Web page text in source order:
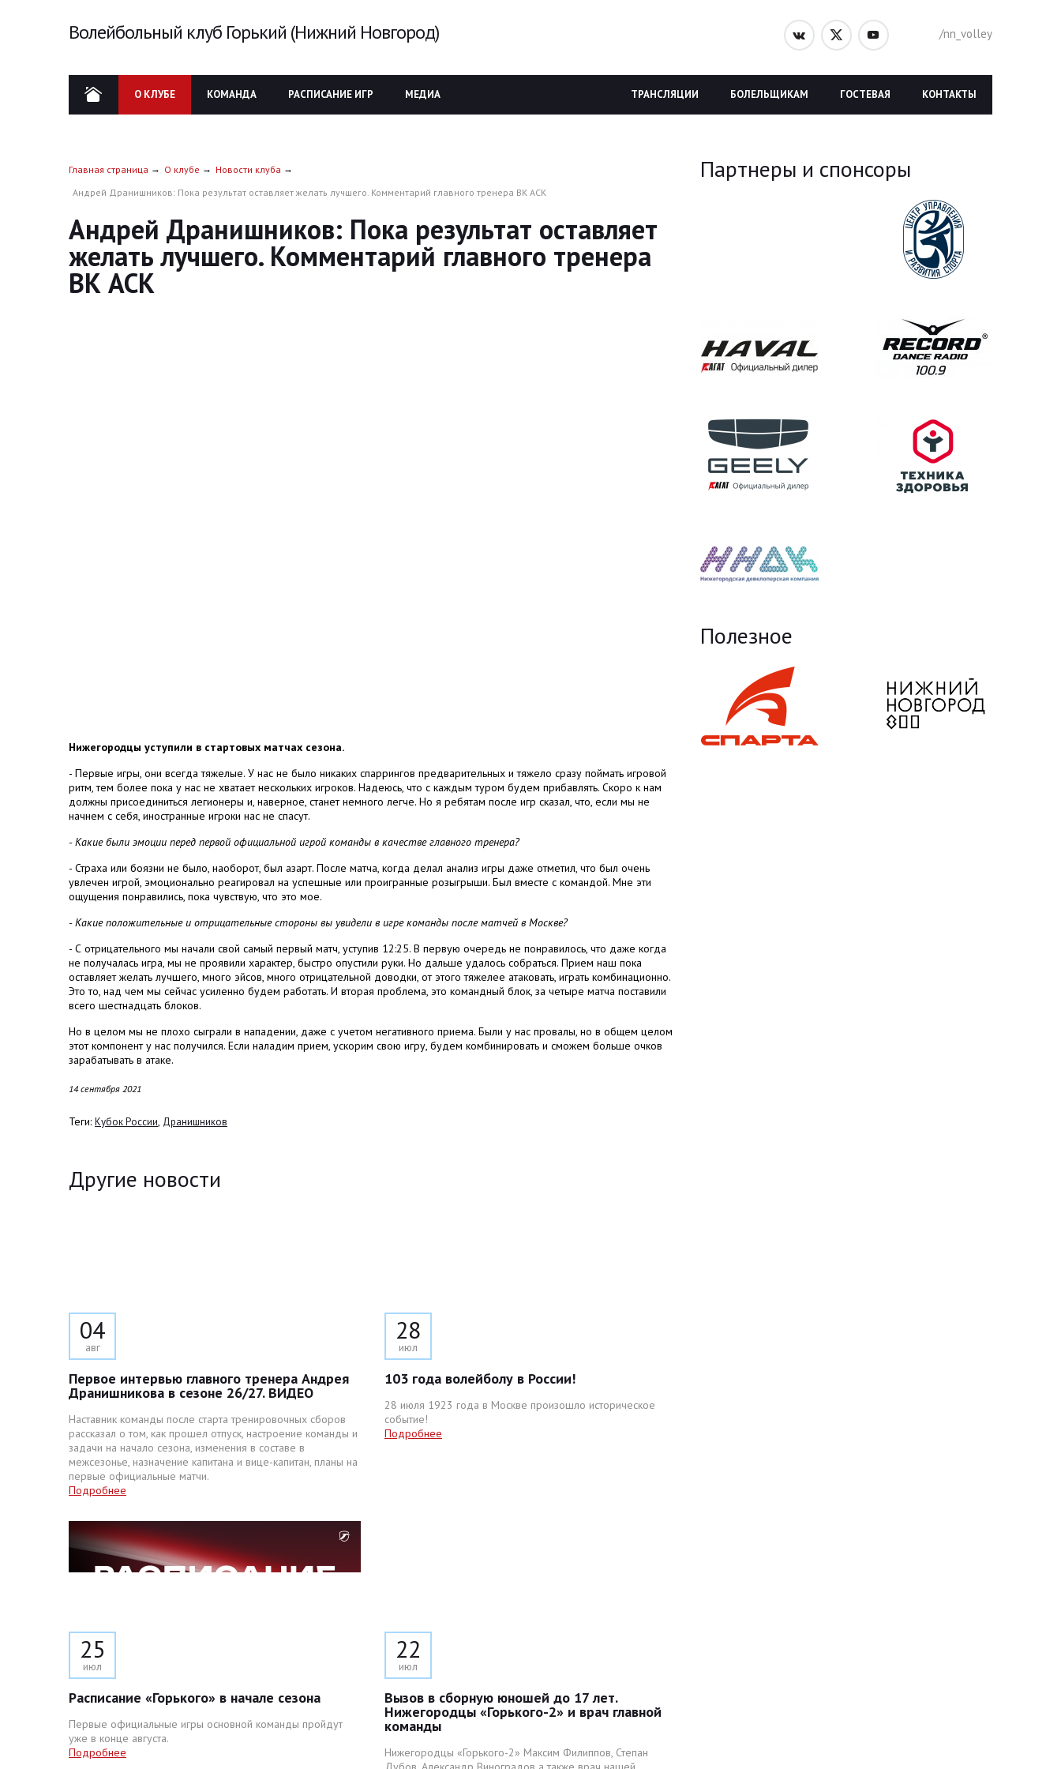
Волейбольный клуб Горький (Нижний Новгород) /nn_volley
О КЛУБЕ КОМАНДА РАСПИСАНИЕ ИГР МЕДИА КОНТАКТЫ
ГОСТЕВАЯ
БОЛЕЛЬЩИКАМ
ТРАНСЛЯЦИИ
Главная страница О клубе
Новости клуба
Андрей Дранишников: Пока результат оставляет желать лучшего. Комментарий главного тренера ВК АСК
Андрей Дранишников: Пока результат оставляет
желать лучшего. Комментарий главного тренера
ВК АСК
Нижегородцы уступили в стартовых матчах сезона.
- Первые игры, они всегда тяжелые. У нас не было никаких спаррингов предварительных и тяжело сразу поймать игровой
ритм, тем более пока у нас не хватает нескольких игроков. Надеюсь, что с каждым туром будем прибавлять. Скоро к нам
должны присоединиться легионеры и, наверное, станет немного легче. Но я ребятам после игр сказал, что, если мы не
начнем с себя, иностранные игроки нас не спасут.
- Какие были эмоции перед первой официальной игрой команды в качестве главного тренера?
- Страха или боязни не было, наоборот, был азарт. После матча, когда делал анализ игры даже отметил, что был очень
увлечен игрой, эмоционально реагировал на успешные или проигранные розыгрыши. Был вместе с командой. Мне эти
ощущения понравились, пока чувствую, что это мое.
- Какие положительные и отрицательные стороны вы увидели в игре команды после матчей в Москве?
- С отрицательного мы начали свой самый первый матч, уступив 12:25. В первую очередь не понравилось, что даже когда
не получалась игра, мы не проявили характер, быстро опустили руки. Но дальше удалось собраться. Прием наш пока
оставляет желать лучшего, много эйсов, много отрицательной доводки, от этого тяжелее атаковать, играть комбинационно.
Это то, над чем мы сейчас усиленно будем работать. И вторая проблема, это командный блок, за четыре матча поставили
всего шестнадцать блоков.
Но в целом мы не плохо сыграли в нападении, даже с учетом негативного приема. Были у нас провалы, но в общем целом
этот компонент у нас получился. Если наладим прием, ускорим свою игру, будем комбинировать и сможем больше очков
зарабатывать в атаке.
14 сентября 2021
Теги: Кубок России, Дранишников
Другие новости
04
авг
Первое интервью главного тренера Андрея
Дранишникова в сезоне 26/27. ВИДЕО
Наставник команды после старта тренировочных сборов
рассказал о том, как прошел отпуск, настроение команды и
задачи на начало сезона, изменения в составе в
межсезонье, назначение капитана и вице-капитан, планы на
первые официальные матчи.
Подробнее
28
июл
103 года волейболу в России!
28 июля 1923 года в Москве произошло историческое
событие!
Подробнее
25
июл
Расписание «Горького» в начале сезона
Первые официальные игры основной команды пройдут
уже в конце августа.
Подробнее
22
июл
Вызов в сборную юношей до 17 лет.
Нижегородцы «Горького-2» и врач главной
команды
Нижегородцы «Горького-2» Максим Филиппов, Степан
Партнеры и спонсоры
Полезное